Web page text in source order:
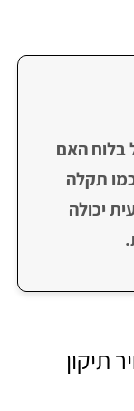
בלוח האם
תקלה
יכולה
תיקון